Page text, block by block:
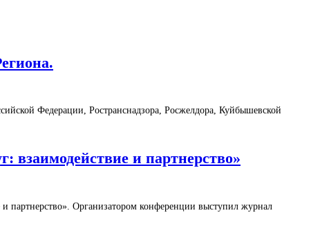
Федерации, Ространснадзора, Росжелдора, Куйбышевской
взаимодействие и партнерство»
партнерство». Организатором конференции выступил журнал